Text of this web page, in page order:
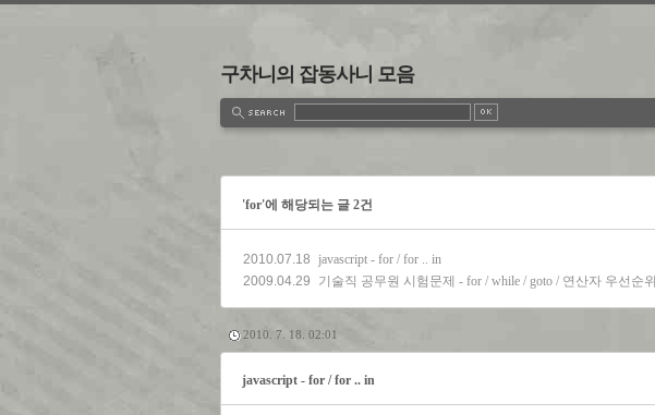
구차니의 잡동사니 모음
'for'에 해당되는 글 2건
2010.07.18 javascript - for / for .. in
2009.04.29
기술직 공무원 시험문제 - for / while / goto / 연산자 우선순위
2010. 7. 18. 02:01
javascript - for / for .. in